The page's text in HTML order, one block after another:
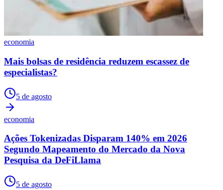
economia
Mais bolsas de residência reduzem escassez de
especialistas?
5 de agosto
economia
Ações Tokenizadas Disparam 140% em 2026
Segundo Mapeamento do Mercado da Nova
Pesquisa da DeFiLlama
5 de agosto